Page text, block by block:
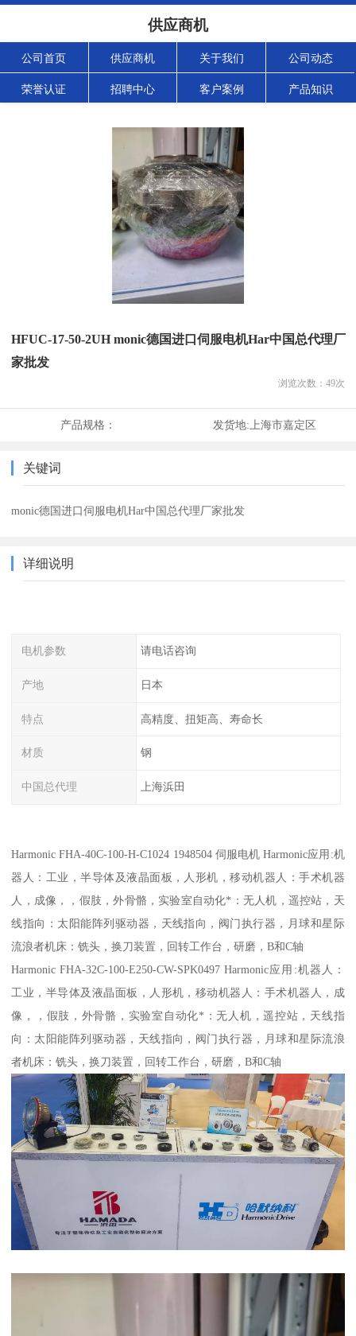
供应商机
公司首页 供应商机 关于我们 公司动态
荣誉认证 招聘中心 客户案例 产品知识
HFUC-17-50-2UH monic德国进口伺服电机Har中国总代理厂
家批发
浏览次数： 49次
产品规格： 发货地: 上海市嘉定区
关键词
monic德国进口伺服电机Har中国总代理厂家批发
详细说明
电机参数 请电话咨询
产地 日本
特点 高精度、扭矩高、寿命长
材质 钢
中国总代理 上海浜田
Harmonic FHA-40C-100-H-C1024 1948504 伺服电机 Harmonic应用:机
器人：工业，半导体及液晶面板，人形机，移动机器人：手术机器
人，成像，，假肢，外骨骼，实验室自动化*：无人机，遥控站，天
线指向：太阳能阵列驱动器，天线指向，阀门执行器，月球和星际
流浪者机床：铣头，换刀装置，回转工作台，研磨，B和C轴
Harmonic FHA-32C-100-E250-CW-SPK0497 Harmonic应用:机器人：
工业，半导体及液晶面板，人形机，移动机器人：手术机器人，成
像，，假肢，外骨骼，实验室自动化*：无人机，遥控站，天线指
向：太阳能阵列驱动器，天线指向，阀门执行器，月球和星际流浪
者机床：铣头，换刀装置，回转工作台，研磨，B和C轴